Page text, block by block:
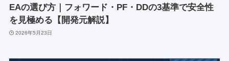
EAの選び方｜フォワード・PF・DDの3基準で安全性
を見極める【開発元解説】
2026年5月23日